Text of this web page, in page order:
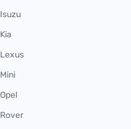
Isuzu
Kia
Lexus
Mini
Opel
Rover